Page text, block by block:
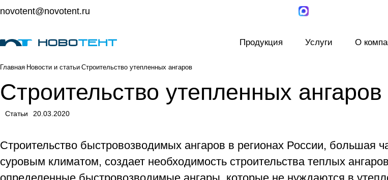
novotent@novotent.ru
Продукция Услуги О
Главная Новости и статьи Строительство утепленных ангаров
Строительство утепленных ангаров
Статьи 20.03.2020
Строительство быстровозводимых ангаров в регионах России, большая
суровым климатом, создает необходимость строительства теплых